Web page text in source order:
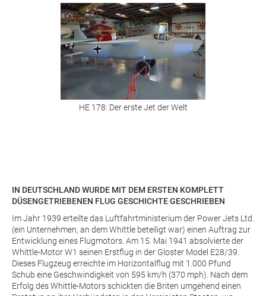
HE 178: Der erste Jet der Welt
IN DEUTSCHLAND WURDE MIT DEM ERSTEN KOMPLETT
DÜSENGETRIEBENEN FLUG GESCHICHTE GESCHRIEBEN
Im Jahr 1939 erteilte das Luftfahrtministerium der Power Jets Ltd.
(ein Unternehmen, an dem Whittle beteiligt war) einen Auftrag zur
Entwicklung eines Flugmotors. Am 15. Mai 1941 absolvierte der
Whittle-Motor W1 seinen Erstflug in der Gloster Model E28/39.
Dieses Flugzeug erreichte im Horizontalflug mit 1.000 Pfund
Schub eine Geschwindigkeit von 595 km/h (370 mph). Nach dem
Erfolg des Whittle-Motors schickten die Briten umgehend einen